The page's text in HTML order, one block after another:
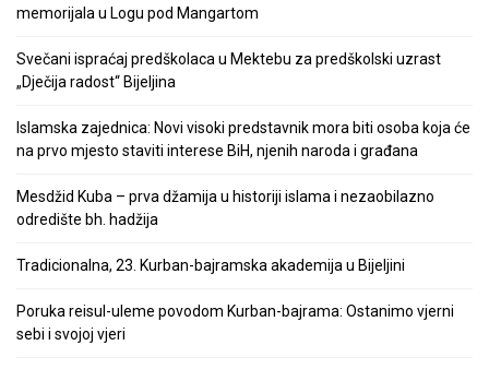
memorijala u Logu pod Mangartom
Svečani ispraćaj predškolaca u Mektebu za predškolski uzrast
„Dječija radost“ Bijeljina
Islamska zajednica: Novi visoki predstavnik mora biti osoba koja će
na prvo mjesto staviti interese BiH, njenih naroda i građana
Mesdžid Kuba – prva džamija u historiji islama i nezaobilazno
odredište bh. hadžija
Tradicionalna, 23. Kurban-bajramska akademija u Bijeljini
Poruka reisul-uleme povodom Kurban-bajrama: Ostanimo vjerni
sebi i svojoj vjeri